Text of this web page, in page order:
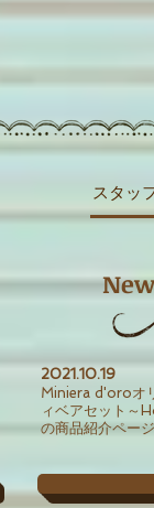
スタッ
2021 .10.19
Miniera d'oroオ
ィベアセット～
の商品紹介ペー